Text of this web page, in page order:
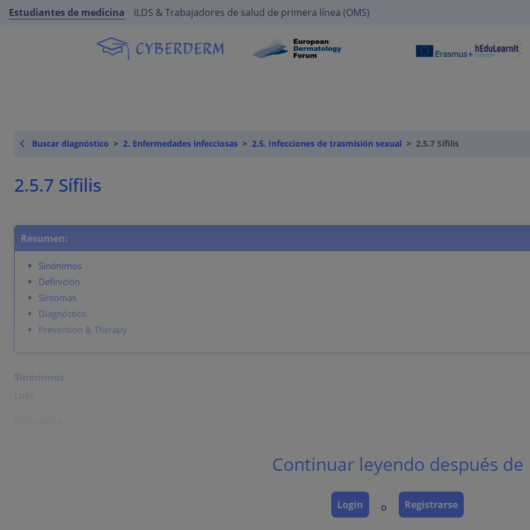
Estudiantes de medicina ILDS & Trabajadores de salud de primera línea (OMS)
Buscar diagnóstico 2. Enfermedades infecciosas 2.5. Infecciones de trasmisión sexual 2.5.7 Sífilis
2.5.7 Sífilis
Resumen:
Sinónimos
Definición
Síntomas
Diagnóstico
Prevention & Therapy
Sinónimos
La lesión primaria (=chancro) es una úlcera indolora e indurada con abundantes treponemas, se acompaña de
Continuar leyendo después de
Login o Registrarse